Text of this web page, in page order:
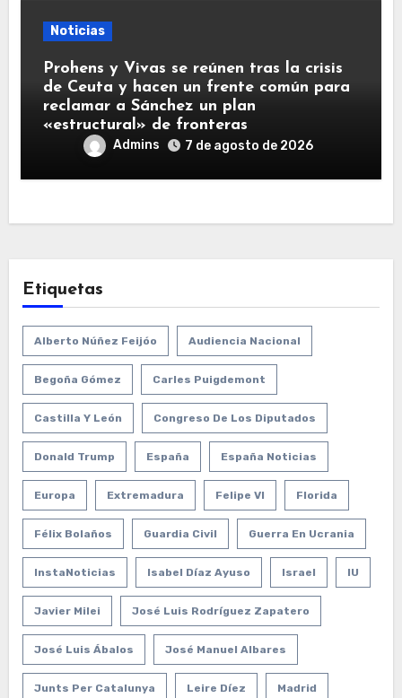
Noticias
Prohens y Vivas se reúnen tras la crisis
de Ceuta y hacen un frente común para
reclamar a Sánchez un plan
«estructural» de fronteras
Admins 7 de agosto de 2026
Etiquetas
Alberto Núñez Feijóo Audiencia Nacional
Begoña Gómez Carles Puigdemont
Castilla Y León Congreso De Los Diputados
Donald Trump España España Noticias
Europa Extremadura Felipe VI Florida
Félix Bolaños Guardia Civil Guerra En Ucrania
InstaNoticias Isabel Díaz Ayuso Israel IU
Javier Milei José Luis Rodríguez Zapatero
José Luis Ábalos José Manuel Albares
Junts Per Catalunya Leire Díez Madrid